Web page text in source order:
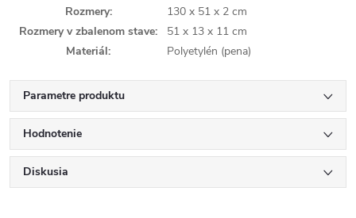
Rozmery:
130 x 51 x 2 cm
Rozmery v zbalenom stave:
51 x 13 x 11 cm
Materiál: Polyetylén (pena)
Parametre produktu
Hodnotenie
Diskusia